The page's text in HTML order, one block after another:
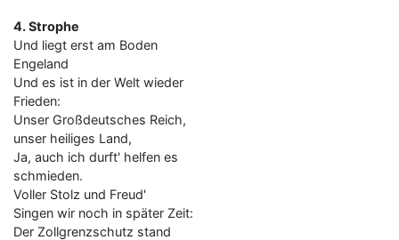
4. Strophe
Und liegt erst am Boden
Engeland
Und es ist in der Welt wieder
Frieden:
Unser Großdeutsches Reich,
unser heiliges Land,
Ja, auch ich durft' helfen es
schmieden.
Voller Stolz und Freud'
Singen wir noch in später Zeit:
Der Zollgrenzschutz stand